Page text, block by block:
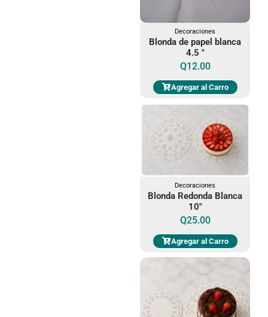
Decoraciones
Blonda de papel blanca
4.5 "
Q12.00
Agregar al Carro
Decoraciones
Blonda Redonda Blanca
10"
Q25.00
Agregar al Carro